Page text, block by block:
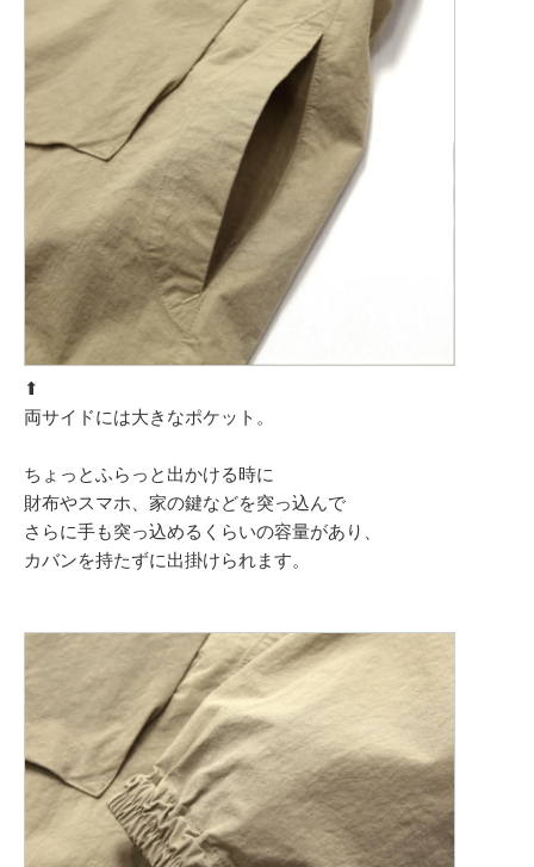
⬆︎
両サイドには大きなポケット。
ちょっとふらっと出かける時に
財布やスマホ、家の鍵などを突っ込んで
さらに手も突っ込めるくらいの容量があり、
カバンを持たずに出掛けられます。